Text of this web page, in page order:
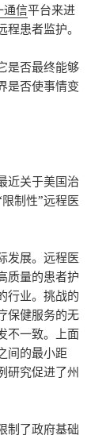
通信平台来进
程患者监护。
是否最终能够
是否使事情变
近关于美国治
制性”远程医
发展。远程医
质量的患者护
行业。挑战的
保健服务的无
不一致。上面
间的最小距
研究促进了州
制了政府基础